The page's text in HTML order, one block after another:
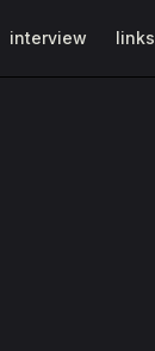
interview links